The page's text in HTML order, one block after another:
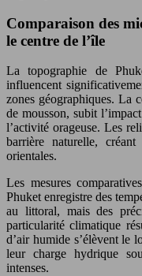
Comparaison des
le centre de l’île
La topographie de
influencent
zones géographiques. La
de mousson, subit
l’activité orageuse. Les
barrière naturelle,
orientales.
Les mesures
Phuket enregistre des
au littoral, mais des
particularité climatique
d’air humide s’élèvent le
leur charge hydrique
intenses.